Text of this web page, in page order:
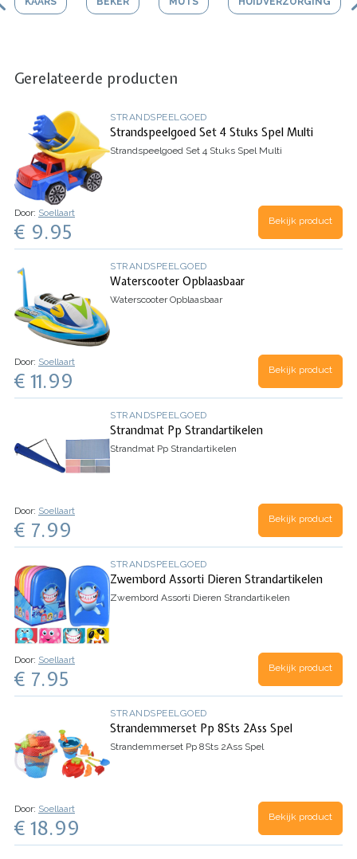
Gerelateerde producten
STRANDSPEELGOED
Strandspeelgoed Set 4 Stuks Spel Multi
Strandspeelgoed Set 4 Stuks Spel Multi
Door: Soellaart
€ 9.95 Bekijk product
STRANDSPEELGOED
Waterscooter Opblaasbaar
Waterscooter Opblaasbaar
Door: Soellaart
€ 11.99 Bekijk product
STRANDSPEELGOED
Strandmat Pp Strandartikelen
Strandmat Pp Strandartikelen
Door: Soellaart
€ 7.99 Bekijk product
STRANDSPEELGOED
Zwembord Assorti Dieren Strandartikelen
Zwembord Assorti Dieren Strandartikelen
Door: Soellaart
€ 7.95 Bekijk product
STRANDSPEELGOED
Strandemmerset Pp 8Sts 2Ass Spel
Strandemmerset Pp 8Sts 2Ass Spel
Door: Soellaart
€ 18.99 Bekijk product